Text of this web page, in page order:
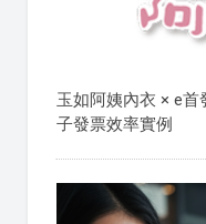
玉如阿姨內衣 × e
子發票效率實例